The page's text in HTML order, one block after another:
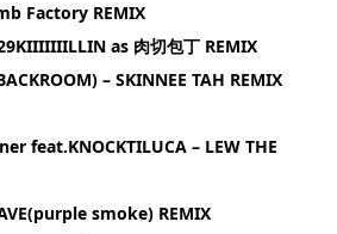
Factory REMIX
as 肉切包丁 REMIX
– SKINNEE TAH REMIX
feat.KNOCKTILUCA – LEW THE
smoke) REMIX